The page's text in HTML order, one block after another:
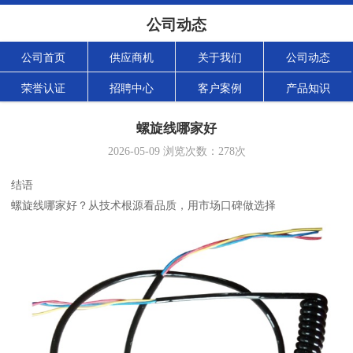
公司动态
公司首页 供应商机 关于我们 公司动态
荣誉认证 招聘中心 客户案例 产品知识
螺旋线哪家好
2026-05-09浏览次数： 278次
结语
螺旋线哪家好？从技术根源看品质，用市场口碑做选择